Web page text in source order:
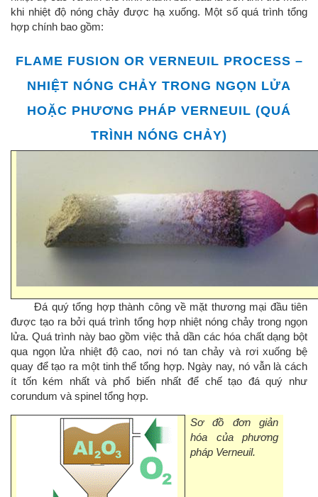
khi nhiệt độ nóng chảy được hạ xuống. Một số quá trình tổng
hợp chính bao gồm:
FLAME FUSION OR VERNEUIL PROCESS –
NHIỆT NÓNG CHẢY TRONG NGỌN LỬA
HOẶC PHƯƠNG PHÁP VERNEUIL (QUÁ
TRÌNH NÓNG CHẢY)
Đá quý tổng hợp thành công về mặt thương mại đầu tiên
được tạo ra bởi quá trình tổng hợp nhiệt nóng chảy trong ngọn
lửa. Quá trình này bao gồm việc thả dần các hóa chất dạng bột
qua ngọn lửa nhiệt độ cao, nơi nó tan chảy và rơi xuống bệ
quay để tạo ra một tinh thể tổng hợp. Ngày nay, nó vẫn là cách
ít tốn kém nhất và phổ biến nhất để chế tạo đá quý như
corundum và spinel tổng hợp.
Sơ đồ đơn giản
hóa của phương
pháp Verneuil.